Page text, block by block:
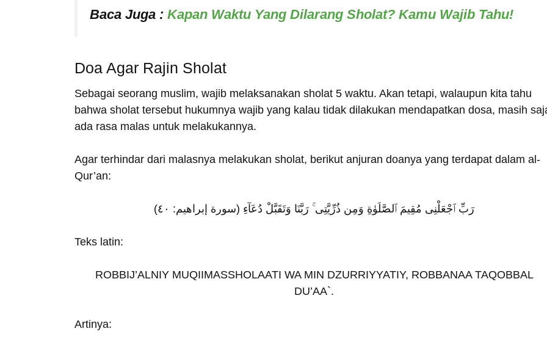
Baca Juga : Kapan Waktu Yang Dilarang Sholat? Kamu Wajib Tahu!
Doa Agar Rajin Sholat
Sebagai seorang muslim, wajib melaksanakan sholat 5 waktu. Akan tetapi, walaupun kita tahu
bahwa sholat tersebut hukumnya wajib yang kalau tidak dilakukan mendapatkan dosa, masih
ada rasa malas untuk melakukannya.
Agar terhindar dari malasnya melakukan sholat, berikut anjuran doanya yang terdapat dalam al-
Qur’an:
رَبِّ ٱجْعَلْنِى مُقِيمَ ٱلصَّلَوٰةِ وَمِن ذُرِّيَّتِى ۚ رَبَّنَا وَتَقَبَّلْ دُعَآءِ (سورة إبراهيم: ٤٠)
Teks latin:
ROBBIJ’ALNIY MUQIIMASSHOLAATI WA MIN DZURRIYYATIY, ROBBANAA TAQOBBAL
DU’AA`.
Artinya: